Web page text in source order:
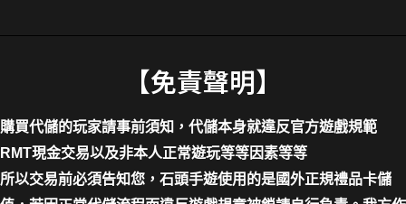
【免責聲明】
購買代儲的玩家請事前須知，代儲本身就違反官方遊戲規範
RMT現金交易以及非本人正常遊玩等等因素等等
所以交易前必須告知您，石頭手遊使用的是國外正規禮品卡儲